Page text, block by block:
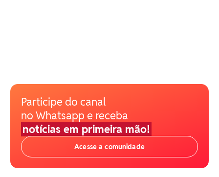
Participe do canal
no Whatsapp e receba
notícias em primeira mão!
Acesse a comunidade